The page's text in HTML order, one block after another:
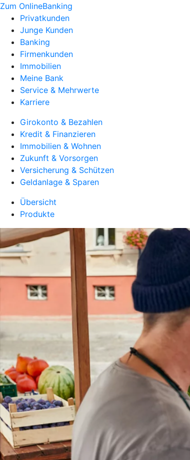
Zum OnlineBanking
Privatkunden
Junge Kunden
Banking
Firmenkunden
Immobilien
Meine Bank
Service & Mehrwerte
Karriere
Girokonto & Bezahlen
Kredit & Finanzieren
Immobilien & Wohnen
Zukunft & Vorsorgen
Versicherung & Schützen
Geldanlage & Sparen
Übersicht
Produkte